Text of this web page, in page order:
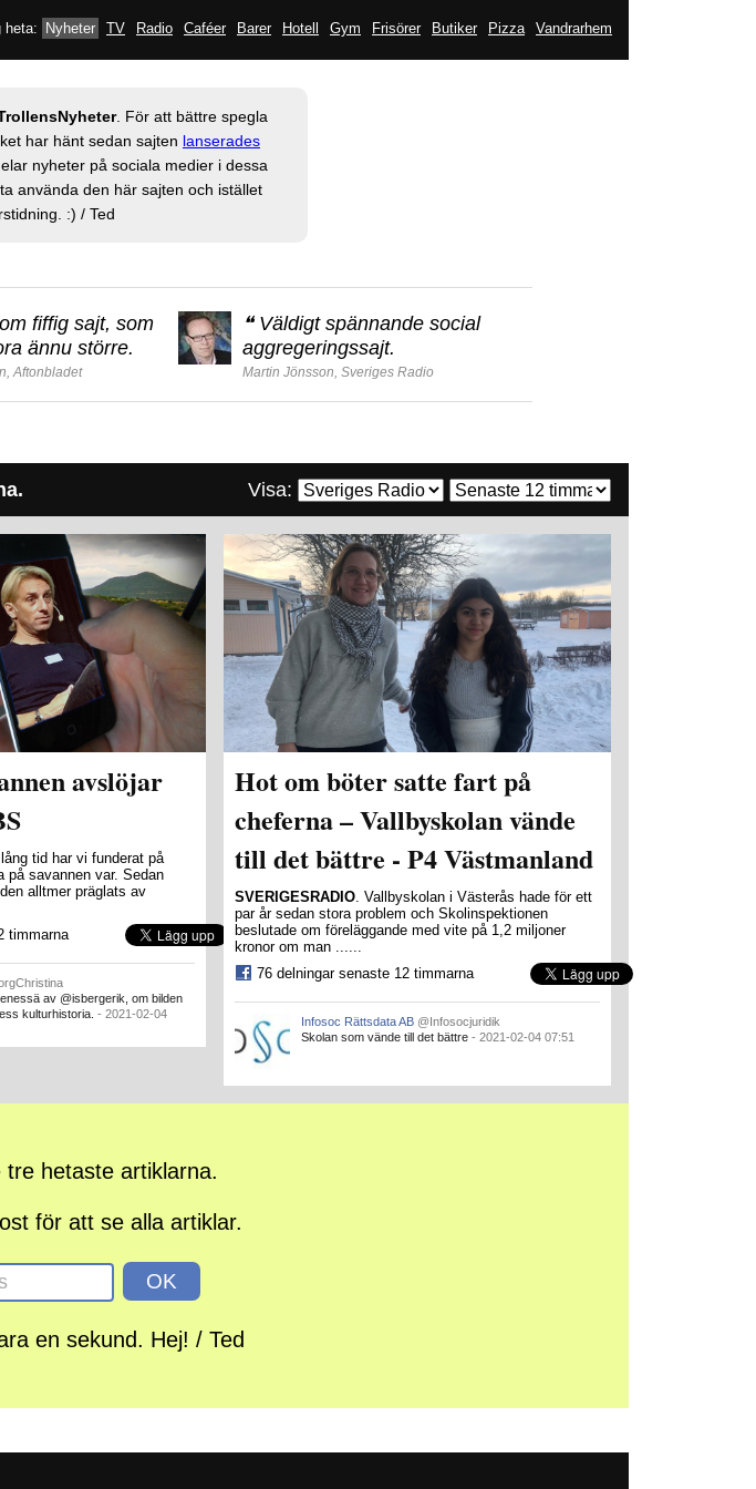
heta: Nyheter TV Radio Caféer Barer Hotell Gym Frisörer Butiker Pizza Vandrarhem
. För att bättre spegla
har hänt sedan sajten lanserades
nyheter på sociala medier i dessa
använda den här sajten och istället
:) / Ted
fiffig sajt, som
ännu större.
Aftonbladet
❝ Väldigt spännande social
aggregeringssajt.
Martin Jönsson, Sveriges Radio
Visa:
avslöjar
lång tid har vi funderat på
på savannen var. Sedan
alltmer präglats av
timmarna
av @isbergerik, om bilden
kulturhistoria. - 2021-02-04
Hot om böter satte fart på
cheferna – Vallbyskolan vände
till det bättre - P4 Västmanland
SVERIGESRADIO . Vallbyskolan i Västerås hade för ett
par år sedan stora problem och Skolinspektionen
beslutade om föreläggande med vite på 1,2 miljoner
kronor om man ......
76 delningar senaste 12 timmarna
Infosoc Rättsdata AB @Infosocjuridik
Skolan som vände till det bättre - 2021-02-04 07:51
tre hetaste artiklarna.
för att se alla artiklar.
en sekund. Hej! / Ted